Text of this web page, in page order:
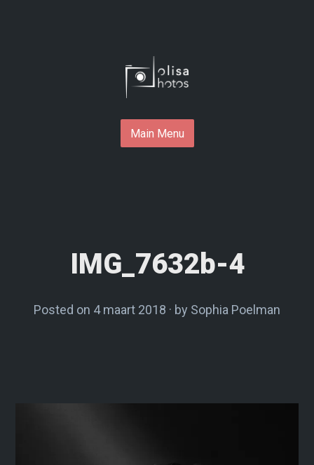
Main Menu
IMG_7632b-4
Posted on 4 maart 2018 by Sophia Poelman